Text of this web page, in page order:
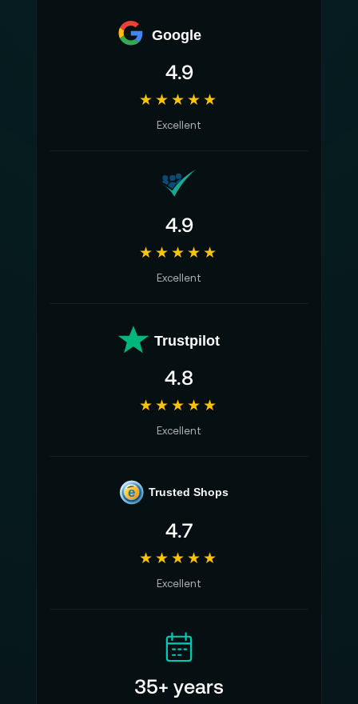
Google
4.9
★★★★★
Excellent
4.9
★★★★★
Excellent
Trustpilot
4.8
★★★★★
Excellent
e Trusted Shops
4.7
★★★★★
Excellent
35+ years